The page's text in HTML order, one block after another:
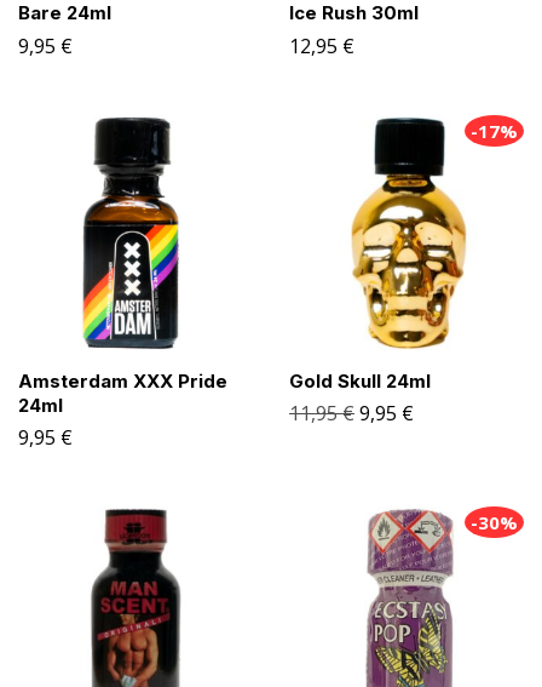
Bare 24ml
9,95 €
Ice Rush 30ml
12,95 €
Amsterdam XXX Pride
24ml
9,95 €
-17%
Gold Skull 24ml
11,95€9,95 €
-30%